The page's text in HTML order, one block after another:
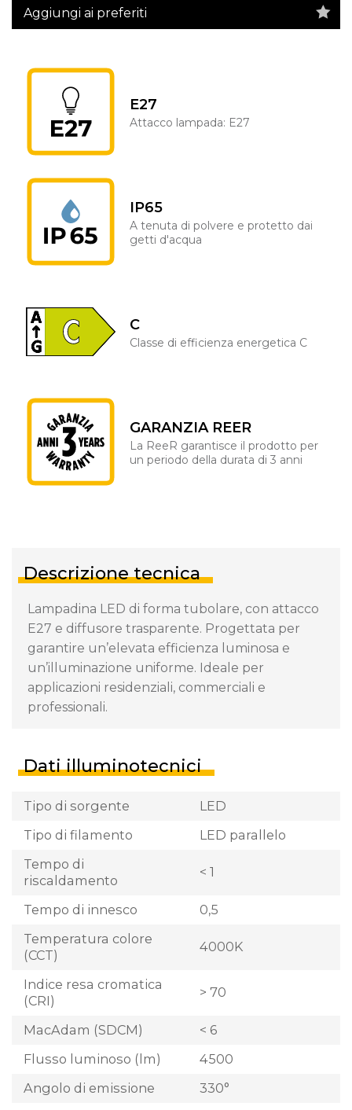
Aggiungi ai preferiti
E27
Attacco lampada: E27
IP65
A tenuta di polvere e protetto dai
getti d'acqua
C
Classe di efficienza energetica C
GARANZIA REER
La ReeR garantisce il prodotto per
un periodo della durata di 3 anni
Descrizione tecnica
Lampadina LED di forma tubolare, con attacco
E27 e diffusore trasparente. Progettata per
garantire un’elevata efficienza luminosa e
un’illuminazione uniforme. Ideale per
applicazioni residenziali, commerciali e
professionali.
Dati illuminotecnici
Tipo di sorgente
LED
Tipo di filamento
LED parallelo
Tempo di
riscaldamento
< 1
Tempo di innesco
0,5
Temperatura colore
(CCT)
4000K
Indice resa cromatica
(CRI)
> 70
MacAdam (SDCM)
< 6
Flusso luminoso (lm)
4500
Angolo di emissione
330°